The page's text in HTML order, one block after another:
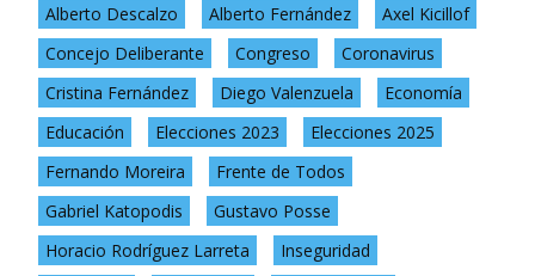
Alberto Descalzo Alberto Fernández
Axel Kicillof
Concejo Deliberante
Congreso
Coronavirus
Cristina Fernández
Diego Valenzuela
Economía
Educación
Elecciones 2023
Elecciones 2025
Fernando Moreira
Frente de Todos
Gabriel Katopodis
Gustavo Posse
Horacio Rodríguez Larreta
Inseguridad